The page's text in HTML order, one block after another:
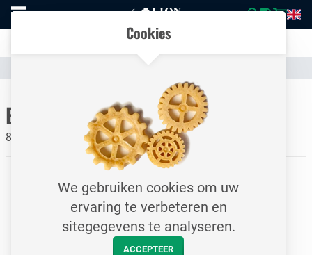
Naar
homepage
Transparante communicatie over kosten en verzendstatus
Bout / DIN931 / M14x130
8.8 / Elektrolytisch verzinkt
Cookies
We gebruiken cookies om uw
ervaring te verbeteren en
sitegegevens te analyseren.
ACCEPTEER